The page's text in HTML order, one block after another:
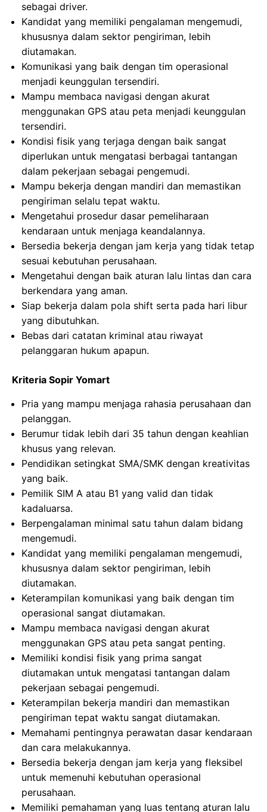
sebagai driver.
Kandidat yang memiliki pengalaman mengemudi,
khususnya dalam sektor pengiriman, lebih
diutamakan.
Komunikasi yang baik dengan tim operasional
menjadi keunggulan tersendiri.
Mampu membaca navigasi dengan akurat
menggunakan GPS atau peta menjadi keunggulan
tersendiri.
Kondisi fisik yang terjaga dengan baik sangat
diperlukan untuk mengatasi berbagai tantangan
dalam pekerjaan sebagai pengemudi.
Mampu bekerja dengan mandiri dan memastikan
pengiriman selalu tepat waktu.
Mengetahui prosedur dasar pemeliharaan
kendaraan untuk menjaga keandalannya.
Bersedia bekerja dengan jam kerja yang tidak tetap
sesuai kebutuhan perusahaan.
Mengetahui dengan baik aturan lalu lintas dan cara
berkendara yang aman.
Siap bekerja dalam pola shift serta pada hari libur
yang dibutuhkan.
Bebas dari catatan kriminal atau riwayat
pelanggaran hukum apapun.
Kriteria Sopir Yomart
Pria yang mampu menjaga rahasia perusahaan dan
pelanggan.
Berumur tidak lebih dari 35 tahun dengan keahlian
khusus yang relevan.
Pendidikan setingkat SMA/SMK dengan kreativitas
yang baik.
Pemilik SIM A atau B1 yang valid dan tidak
kadaluarsa.
Berpengalaman minimal satu tahun dalam bidang
mengemudi.
Kandidat yang memiliki pengalaman mengemudi,
khususnya dalam sektor pengiriman, lebih
diutamakan.
Keterampilan komunikasi yang baik dengan tim
operasional sangat diutamakan.
Mampu membaca navigasi dengan akurat
menggunakan GPS atau peta sangat penting.
Memiliki kondisi fisik yang prima sangat
diutamakan untuk mengatasi tantangan dalam
pekerjaan sebagai pengemudi.
Keterampilan bekerja mandiri dan memastikan
pengiriman tepat waktu sangat diutamakan.
Memahami pentingnya perawatan dasar kendaraan
dan cara melakukannya.
Bersedia bekerja dengan jam kerja yang fleksibel
untuk memenuhi kebutuhan operasional
perusahaan.
Memiliki pemahaman yang luas tentang aturan lalu